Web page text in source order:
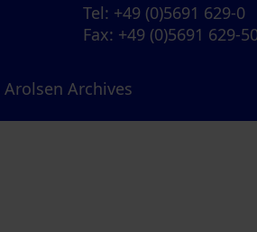
Tel: +49 (0)5691 629-0
Fax: +49 (0)5691 629-
Archives